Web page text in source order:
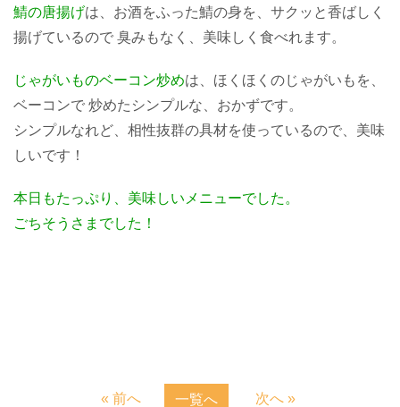
鯖の唐揚げは、お酒をふった鯖の身を、サクッと香ばしく
揚げているので 臭みもなく、美味しく食べれます。
じゃがいものベーコン炒めは、ほくほくのじゃがいもを、
ベーコンで 炒めたシンプルな、おかずです。
シンプルなれど、相性抜群の具材を使っているので、美味
しいです！
本日もたっぷり、美味しいメニューでした。
ごちそうさまでした！
« 前へ 一覧へ 次へ »